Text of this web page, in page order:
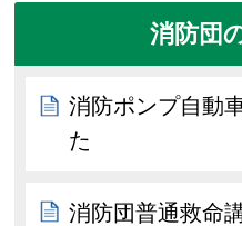
消防団
消防ポンプ自動
た
消防団普通救命